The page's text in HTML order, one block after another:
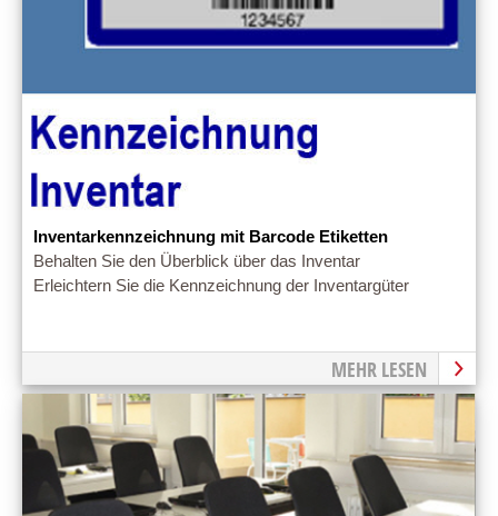
Inventarkennzeichnung mit Barcode Etiketten
Behalten Sie den Überblick über das Inventar
Erleichtern Sie die Kennzeichnung der Inventargüter
MEHR LESEN